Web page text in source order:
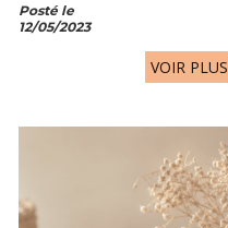
un vase décoratif plein de charme
et de...
Posté le
12/05/2023
VOIR PLUS